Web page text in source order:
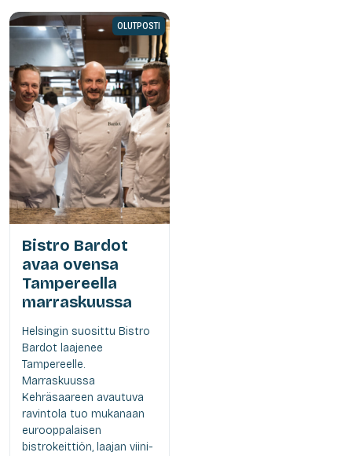
OLUTPOSTI
Bistro Bardot
avaa ovensa
Tampereella
marraskuussa
Helsingin suosittu Bistro
Bardot laajenee
Tampereelle.
Marraskuussa
Kehräsaareen avautuva
ravintola tuo mukanaan
eurooppalaisen
bistrokeittiön, laajan viini-